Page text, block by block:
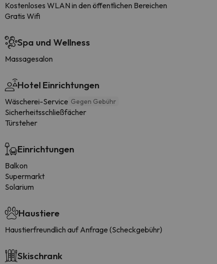
Kostenloses WLAN in den öffentlichen Bereichen
Gratis Wifi
Spa und Wellness
Massagesalon
Hotel Einrichtungen
Wäscherei-Service Gegen Gebühr
Sicherheitsschließfächer
Türsteher
Einrichtungen
Balkon
Supermarkt
Solarium
Haustiere
Haustierfreundlich auf Anfrage (Scheckgebühr)
Skischrank